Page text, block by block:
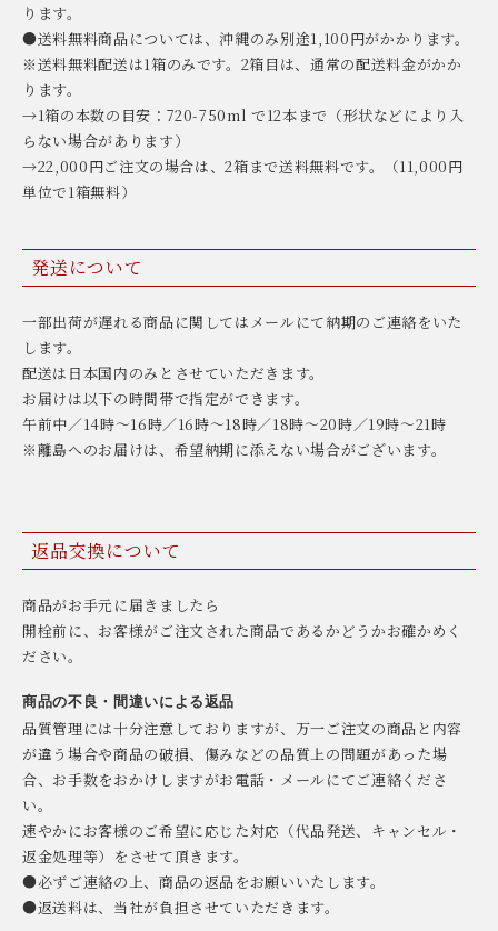
ります。
●送料無料商品については、沖縄のみ別途1,100円がかかります。
※送料無料配送は1箱のみです。2箱目は、通常の配送料金がかか
ります。
→1箱の本数の目安：720-750ml で12本まで（形状などにより入
らない場合があります）
→22,000円ご注文の場合は、2箱まで送料無料です。（11,000円
単位で1箱無料）
発送について
一部出荷が遅れる商品に関してはメールにて納期のご連絡をいた
します。
配送は日本国内のみとさせていただきます。
お届けは以下の時間帯で指定ができます。
午前中／14時〜16時／16時〜18時／18時〜20時／19時〜21時
※離島へのお届けは、希望納期に添えない場合がございます。
返品交換について
商品がお手元に届きましたら
開栓前に、お客様がご注文された商品であるかどうかお確かめく
ださい。
商品の不良・間違いによる返品
品質管理には十分注意しておりますが、万一ご注文の商品と内容
が違う場合や商品の破損、傷みなどの品質上の問題があった場
合、お手数をおかけしますがお電話・メールにてご連絡くださ
い。
速やかにお客様のご希望に応じた対応（代品発送、キャンセル・
返金処理等）をさせて頂きます。
●必ずご連絡の上、商品の返品をお願いいたします。
●返送料は、当社が負担させていただきます。